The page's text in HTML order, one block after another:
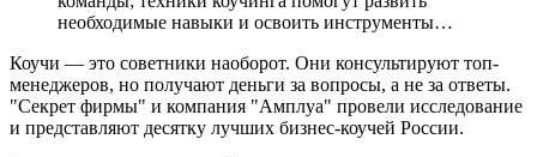
необходимые навыки и освоить инструменты…
Коучи — это советники наоборот. Они консультируют топ-
менеджеров, но получают деньги за вопросы, а не за ответы.
"Секрет фирмы" и компания "Амплуа" провели исследование
и представляют десятку лучших бизнес-коучей России.